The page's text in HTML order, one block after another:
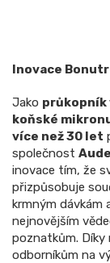
Inovace
Jako průkopník
koňské
více než 30 let
společnost
inovace tím, že
přizpůsobuje
krmným dávkám
nejnovějším
poznatkům. Díky
odborníkům na